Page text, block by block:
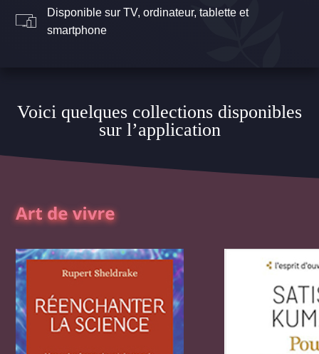
Disponible sur TV, ordinateur, tablette et
smartphone
Voici quelques collections disponibles
sur l’application